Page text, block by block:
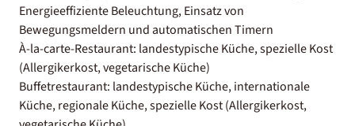
Energieeffiziente Beleuchtung, Einsatz von
Bewegungsmeldern und automatischen Timern
À-la-carte-Restaurant: landestypische Küche, spezielle Kost
(Allergikerkost, vegetarische Küche)
Buffetrestaurant: landestypische Küche, internationale
Küche, regionale Küche, spezielle Kost (Allergikerkost,